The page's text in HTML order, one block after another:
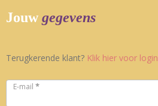
Jouw gegevens
Terugkerende klant? Klik hier voor login
E-mail *